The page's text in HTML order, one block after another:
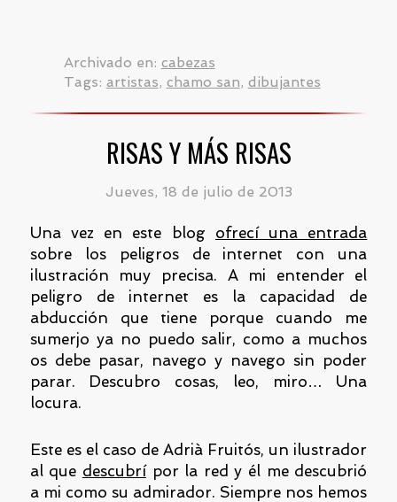
Archivado en: cabezas
Tags: artistas, chamo san, dibujantes
RISAS Y MÁS RISAS
Jueves, 18 de julio de 2013
Una vez en este blog ofrecí una entrada
sobre los peligros de internet con una
ilustración muy precisa. A mi entender el
peligro de internet es la capacidad de
abducción que tiene porque cuando me
sumerjo ya no puedo salir, como a muchos
os debe pasar, navego y navego sin poder
parar. Descubro cosas, leo, miro… Una
locura.
Este es el caso de Adrià Fruitós, un ilustrador
al que descubrípor la red y él me descubrió
a mi como su admirador. Siempre nos hemos